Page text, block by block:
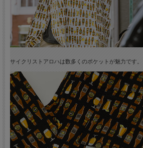
サイクリストアロハは数多くのポケットが魅力です。